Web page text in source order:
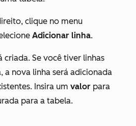
clique no menu
Adicionar linha.
criada. Se você tiver linhas
a nova linha será adicionada
Insira um valor para
para a tabela.